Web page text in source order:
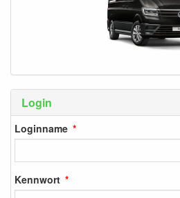
Login
Loginname
Kennwort